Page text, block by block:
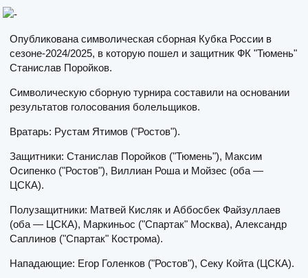
Опубликована символическая сборная Кубка России в
сезоне-2024/2025, в которую пошел и защитник ФК "Тюмень"
Станислав Поройков.
Символическую сборную турнира составили на основании
результатов голосования болельщиков.
Вратарь: Рустам Ятимов ("Ростов").
Защитники: Станислав Поройков ("Тюмень"), Максим
Осипенко ("Ростов"), Виллиан Роша и Мойзес (оба —
ЦСКА).
Полузащитники: Матвей Кисляк и Аббосбек Файзуллаев
(оба — ЦСКА), Маркиньос ("Спартак" Москва), Александр
Саплинов ("Спартак" Кострома).
Нападающие: Егор Голенков ("Ростов"), Секу Койта (ЦСКА).